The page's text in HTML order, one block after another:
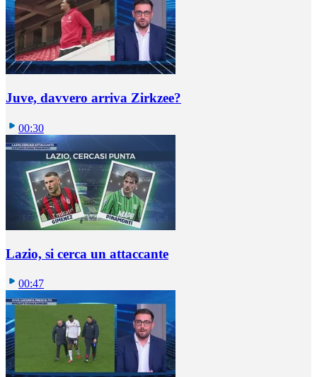
Juve, davvero arriva Zirkzee?
00:30
Lazio, si cerca un attaccante
00:47